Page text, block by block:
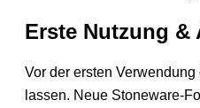
Erste Nutzung
Vor der ersten Verwendung
lassen. Neue Stoneware-